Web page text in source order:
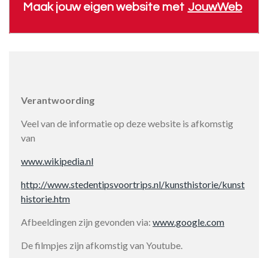
Maak jouw eigen website met JouwWeb
Verantwoording
Veel van de informatie op deze website is afkomstig
van
www.wikipedia.nl
http://www.stedentipsvoortrips.nl/kunsthistorie/kunst
historie.htm
Afbeeldingen zijn gevonden via: www.google.com
De filmpjes zijn afkomstig van Youtube.